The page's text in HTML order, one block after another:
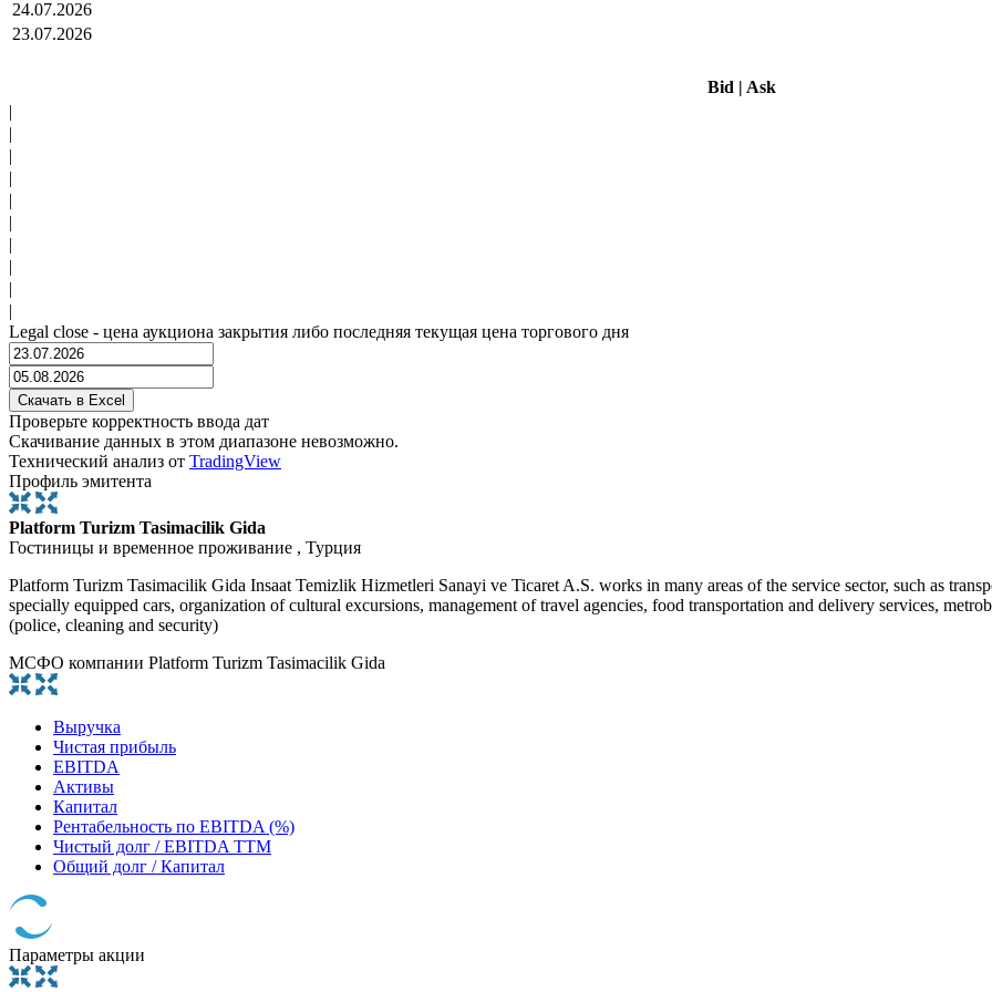
24.07.2026
23.07.2026
Bid | Ask
|
|
|
|
|
|
|
|
|
|
Legal close - цена аукциона закрытия либо последняя текущая цена торгового дня
Проверьте корректность ввода дат
Скачивание данных в этом диапазоне невозможно.
Технический анализ от TradingView
Профиль эмитента
Platform Turizm Tasimacilik Gida
Гостиницы и временное проживание , Турция
Platform Turizm Tasimacilik Gida Insaat Temizlik Hizmetleri Sanayi ve Ticaret A.S. works in many areas of the service sector, such as
specially equipped cars, organization of cultural excursions, management of travel agencies, food transportation and delivery services,
(police, cleaning and security)
МСФО компании Platform Turizm Tasimacilik Gida
Выручка
Чистая прибыль
EBITDA
Активы
Капитал
Рентабельность по EBITDA (%)
Чистый долг / EBITDA TTM
Общий долг / Капитал
Параметры акции